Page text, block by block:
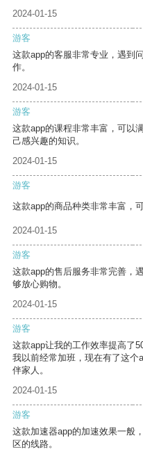
2024-01-15
游客
这款app的客服非常专业，遇到
作。
2024-01-15
游客
这款app的课程非常丰富，可以
己感兴趣的知识。
2024-01-15
游客
这款app的商品种类非常丰富，
2024-01-15
游客
这款app的售后服务非常完善，
够放心购物。
2024-01-15
游客
这款app让我的工作效率提高了
我以前经常加班，现在有了这
伴家人。
2024-01-15
游客
这款加速器app的加速效果一般
区的线路。